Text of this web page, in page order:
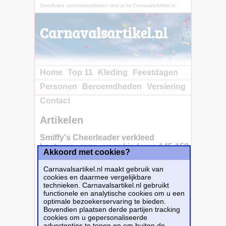
Goedkope carnavalsartikelen vind je bij CarnavalsArtikel.nl
Carnavalsartikel.nl
Home Top 11 Kleding
Feestdagen
Personen
Beroemdheden
Versiering
Contact
Artikelen
Smiffy's Cheerleader verkleed
kostuum - roze - voor kinderen 145-158
(10-12 jaar) -
Laat je kind schitteren als een echte
cheerleader met dit vrolijke verkleedkostuum!
Perfect voor themafeesten,
sportevenementen, schoolvoorstellingen of
gewoon voor urenlang speelplezier. Dit
Akkoord met cookies?
Carnavalsartikel.nl maakt gebruik van
cookies en daarmee vergelijkbare
technieken. Carnavalsartikel.nl gebruikt
functionele en analytische cookies om u een
optimale bezoekerservaring te bieden.
Bovendien plaatsen derde partijen tracking
cookies om u gepersonaliseerde